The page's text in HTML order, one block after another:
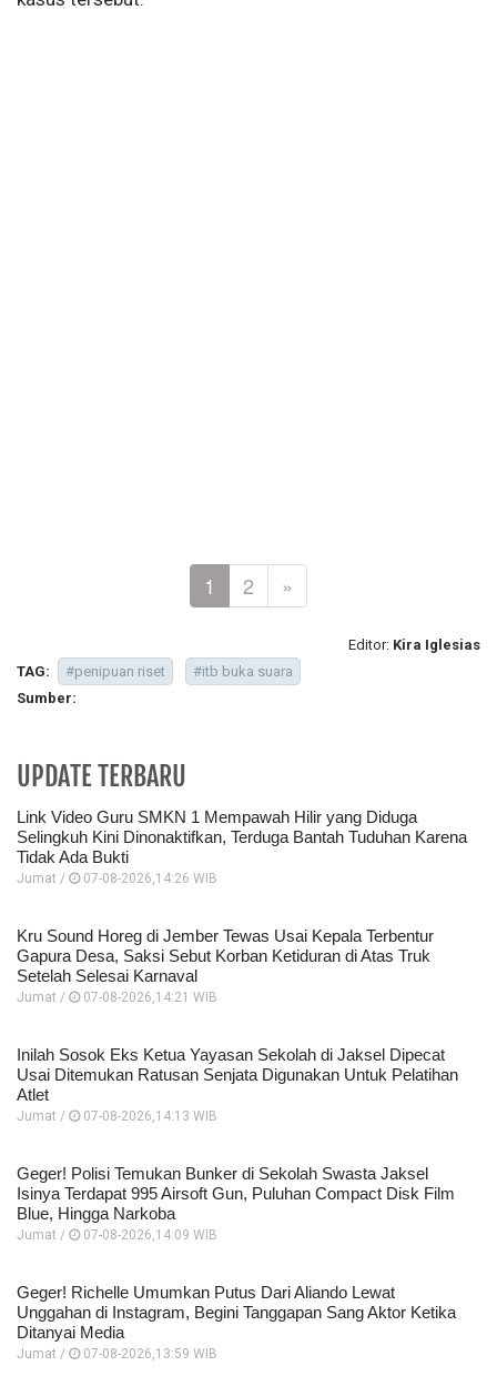
1 2 »
Editor: Kira Iglesias
TAG:
#penipuan riset
#itb buka suara
Sumber:
UPDATE TERBARU
Link Video Guru SMKN 1 Mempawah Hilir yang Diduga
Selingkuh Kini Dinonaktifkan, Terduga Bantah Tuduhan Karena
Tidak Ada Bukti
Jumat / 07-08-2026,14:26 WIB
Kru Sound Horeg di Jember Tewas Usai Kepala Terbentur
Gapura Desa, Saksi Sebut Korban Ketiduran di Atas Truk
Setelah Selesai Karnaval
Jumat / 07-08-2026,14:21 WIB
Inilah Sosok Eks Ketua Yayasan Sekolah di Jaksel Dipecat
Usai Ditemukan Ratusan Senjata Digunakan Untuk Pelatihan
Atlet
Jumat / 07-08-2026,14:13 WIB
Geger! Polisi Temukan Bunker di Sekolah Swasta Jaksel
Isinya Terdapat 995 Airsoft Gun, Puluhan Compact Disk Film
Blue, Hingga Narkoba
Jumat / 07-08-2026,14:09 WIB
Geger! Richelle Umumkan Putus Dari Aliando Lewat
Unggahan di Instagram, Begini Tanggapan Sang Aktor Ketika
Ditanyai Media
Jumat / 07-08-2026,13:59 WIB